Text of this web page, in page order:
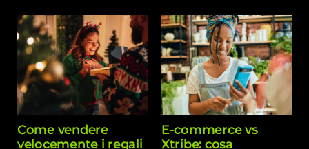
Come vendere
velocemente i regali
E-commerce vs
Xtribe: cosa